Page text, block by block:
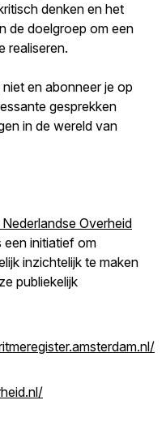
denken en het
de doelgroep om een
realiseren.
en abonneer je op
gesprekken
in de wereld van
Overheid
een initiatief om
inzichtelijk te maken
publiekelijk